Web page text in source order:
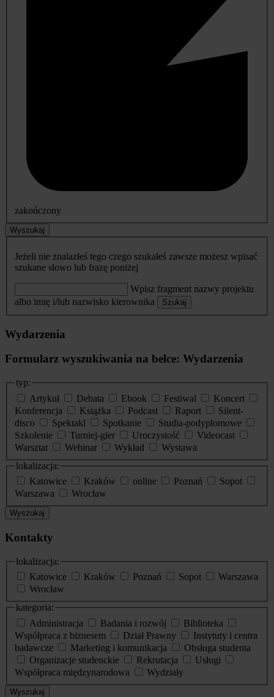
zakończony
Wyszukaj
Jeżeli nie znalazłeś tego czego szukałeś zawsze możesz wpisać
szukane słowo lub frazę poniżej
Wpisz fragment nazwy projektu
albo imię i/lub nazwisko kierownika
Szukaj
Wydarzenia
Formularz wyszukiwania na belce: Wydarzenia
typ:
Artykuł
Debata Ebook Festiwal
Koncert
Konferencja
Książka Podcast Raport
Silent-
disco
Spektakl Spotkanie
Studia-podyplomowe
Szkolenie
Turniej-gier Uroczystość
Videocast
Warsztat
Webinar Wykład
Wystawa
lokalizacja:
Katowice
Kraków online Poznań
Sopot
Warszawa
Wrocław
Wyszukaj
Kontakty
lokalizacja:
Katowice
Kraków Poznań Sopot
Warszawa
Wrocław
kategoria:
Administracja
Badania i rozwój
Biblioteka
Współpraca z biznesem
Dział Prawny
Instytuty i centra
badawcze
Marketing i komunikacja
Obsługa studenta
Organizacje studenckie
Rekrutacja
Usługi
Współpraca międzynarodowa
Wydziały
Wyszukaj